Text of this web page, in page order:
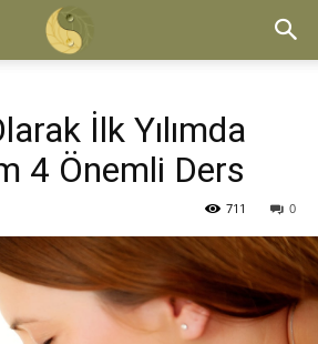
İlk Yılımda
4 Önemli Ders
0
711